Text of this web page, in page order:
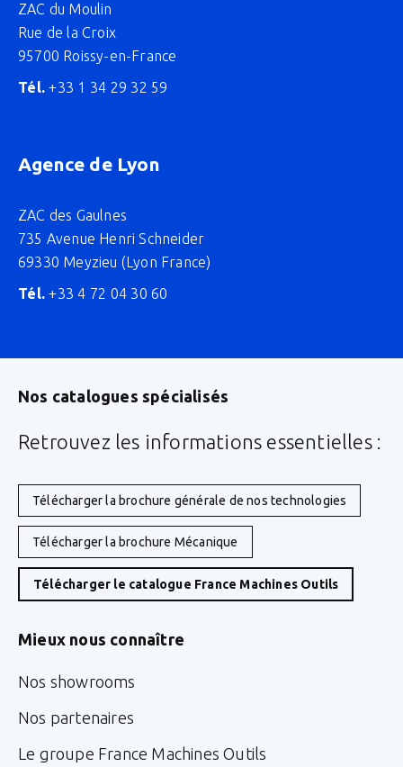
ZAC du Moulin
Rue de la Croix
95700 Roissy-en-France
Tél. +33 1 34 29 32 59
Agence de Lyon
ZAC des Gaulnes
735 Avenue Henri Schneider
69330 Meyzieu (Lyon France)
Tél. +33 4 72 04 30 60
Nos catalogues spécialisés
Retrouvez les informations essentielles :
Télécharger la brochure générale de nos technologies
Télécharger la brochure Mécanique
Télécharger le catalogue France Machines Outils
Mieux nous connaître
Nos showrooms
Nos partenaires
Le groupe France Machines Outils